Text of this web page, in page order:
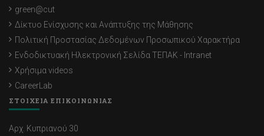
green@cut
Δίκτυο Ενίσχυσης και Ανάπτυξης της Μάθησης
Πολιτική Προστασίας Δεδομένων Προσωπικού Χαρακτήρα
Ενδοδικτυακή Ηλεκτρονική Σελίδα ΤΕΠΑΚ - Intranet
Χρήσιμα videos
CareerLab
ΣΤΟΙΧΕΙΑ ΕΠΙΚΟΙΝΩΝΙΑΣ
Αρχ. Κυπριανού 30